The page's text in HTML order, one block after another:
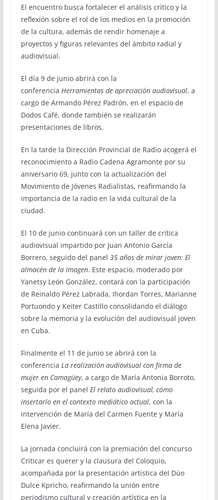
El encuentro busca fortalecer el análisis crítico y la
reflexión sobre el rol de los medios en la promoción
de la cultura, además de rendir homenaje a
proyectos y figuras relevantes del ámbito radial y
audiovisual.
El día 9 de junio abrirá con la
conferencia Herramientas de apreciación audiovisual, a
cargo de Armando Pérez Padrón, en el espacio de
Dodos Café, donde también se realizarán
presentaciones de libros.
En la tarde la Dirección Provincial de Radio acogerá el
reconocimiento a Radio Cadena Agramonte por su
aniversario 69, junto con la actualización del
Movimiento de Jóvenes Radialistas, reafirmando la
importancia de la radio en la vida cultural de la
ciudad.
El 10 de junio continuará con un taller de crítica
audiovisual impartido por Juan Antonio García
Borrero, seguido del panel 35 años de mirar joven: El
almacén de la Imagen. Este espacio, moderado por
Yanetsy León González, contará con la participación
de Reinaldo Pérez Labrada, Ihordan Torres, Marianne
Portuondo y Keiter Castillo consolidando el diálogo
sobre la memoria y la evolución del audiovisual joven
en Cuba.
Finalmente el 11 de junio se abrirá con la
conferencia La realización audiovisual con firma de
mujer en Camagüey, a cargo de María Antonia Borroto,
seguida por el panel El relato audiovisual, cómo
insertarlo en el contexto mediático actual, con la
intervención de María del Carmen Fuente y María
Elena Javier.
La jornada concluirá con la premiación del concurso
Criticar es querer y la clausura del Coloquio,
acompañada por la presentación artística del Dúo
Dulce Kpricho, reafirmando la unión entre
periodismo cultural y creación artística en la